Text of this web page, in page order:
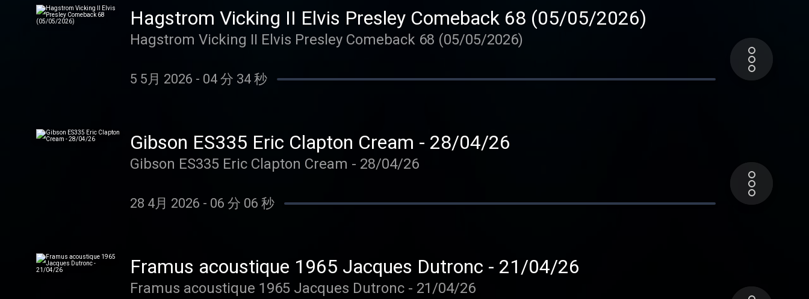
Hagstrom Vicking II Elvis Presley Comeback 68 (05/05/2026)
Hagstrom Vicking II Elvis Presley Comeback 68 (05/05/2026)
5 5月 2026 - 04 分 34 秒
Gibson ES335 Eric Clapton Cream - 28/04/26
Gibson ES335 Eric Clapton Cream - 28/04/26
28 4月 2026 - 06 分 06 秒
Framus acoustique 1965 Jacques Dutronc - 21/04/26
Framus acoustique 1965 Jacques Dutronc - 21/04/26